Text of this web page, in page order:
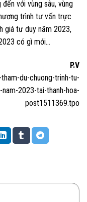
với vùng sâu, vùng
trình tư vấn trực
giá tư duy năm 2023,
có gì mới…
P.V
du-chuong-trinh-tu-
2023-tai-thanh-hoa-
post1511369.tpo